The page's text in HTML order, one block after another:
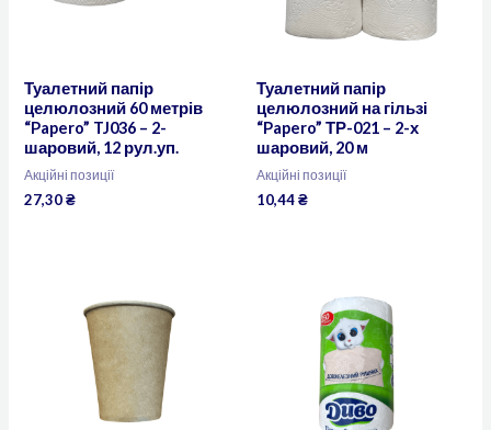
Туалетний папір
целюлозний 60 метрів
“Papero” TJ036 – 2-
шаровий, 12 рул.уп.
Акційні позиції
27,30₴
Туалетний папір
целюлозний на гільзі
“Papero” ТР-021 – 2-х
шаровий, 20 м
Акційні позиції
10,44₴